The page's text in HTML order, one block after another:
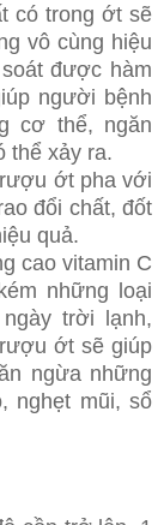
có trong ớt sẽ
vô cùng hiệu
được hàm
người bệnh
cơ thể, ngăn
thể xảy ra.
ớt pha với
đổi chất, đốt
quả.
cao vitamin C
những loại
trời lạnh,
ớt sẽ giúp
ngừa những
nghẹt mũi, sổ